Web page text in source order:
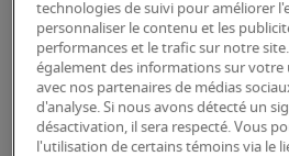
transférables équivalentes, et peut
certifications
Élevé
technologies de suivi pour améliorer
personnaliser le contenu et les
performances et le trafic sur notre
également des informations sur
avec nos partenaires de médias
d'analyse. Si nous avons détecté un
désactivation, il sera respecté. Vous
l'utilisation de certains témoins via le